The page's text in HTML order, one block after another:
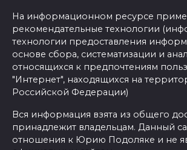
На информационном ресурсе
рекомендательные технологии
технологии предоставления
основе сбора, систематизации и
относящихся к предпочтениям
"Интернет", находящихся на
Российской Федерации)
Вся информация взята из общего
принадлежит владельцам. Данный
отношения к Юрию Подоляке и не